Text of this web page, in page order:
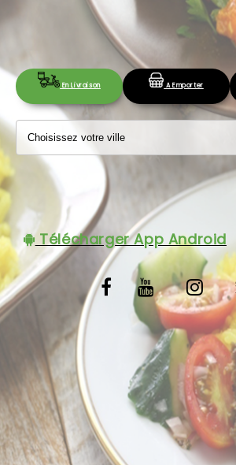
VOTRE COMPTE
NOTRE RESTAURANT
VOS AVIS
MENTIONS LÉGALES
En Livraison A Emporter
Télécharger App Android